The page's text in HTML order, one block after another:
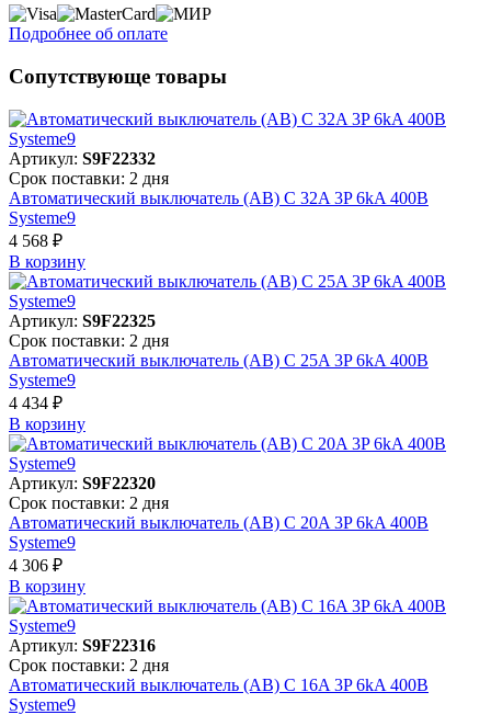
Подробнее об оплате
Сопутствующе товары
Артикул: S9F22332
Срок поставки: 2 дня
Автоматический выключатель (АВ) C 32A 3P 6kA 400В
Systeme9
4 568 ₽
В корзинy
Артикул: S9F22325
Срок поставки: 2 дня
Автоматический выключатель (АВ) C 25A 3P 6kA 400В
Systeme9
4 434 ₽
В корзинy
Артикул: S9F22320
Срок поставки: 2 дня
Автоматический выключатель (АВ) C 20A 3P 6kA 400В
Systeme9
4 306 ₽
В корзинy
Артикул: S9F22316
Срок поставки: 2 дня
Автоматический выключатель (АВ) C 16A 3P 6kA 400В
Systeme9